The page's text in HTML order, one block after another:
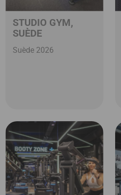
STUDIO GYM,
SUÈDE
Suède 2026